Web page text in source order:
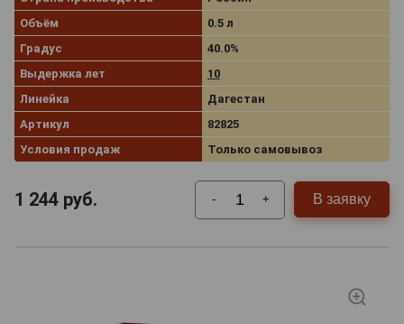
Объём
0.5 л
Градус
40.0%
Выдержка лет
10
Линейка
Дагестан
Артикул
82825
Условия продаж
Только самовывоз
1 244 руб. - + В заявку